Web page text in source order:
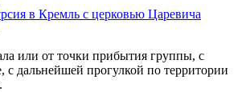
в Кремль с церковью Царевича
или от точки прибытия группы, с
с дальнейшей прогулкой по территории